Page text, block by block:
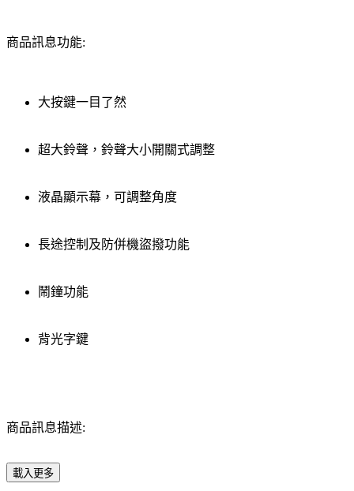
商品訊息功能:
大按鍵一目了然
超大鈴聲，鈴聲大小開關式調整
液晶顯示幕，可調整角度
長途控制及防併機盜撥功能
鬧鐘功能
背光字鍵
商品訊息描述:
載入更多